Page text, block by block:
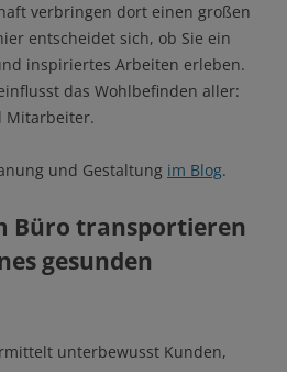
verbringen dort einen großen
entscheidet sich, ob Sie ein
inspiriertes Arbeiten erleben.
das Wohlbefinden aller:
Mitarbeiter.
und Gestaltung im Blog.
Büro transportieren
gesunden
unterbewusst Kunden,